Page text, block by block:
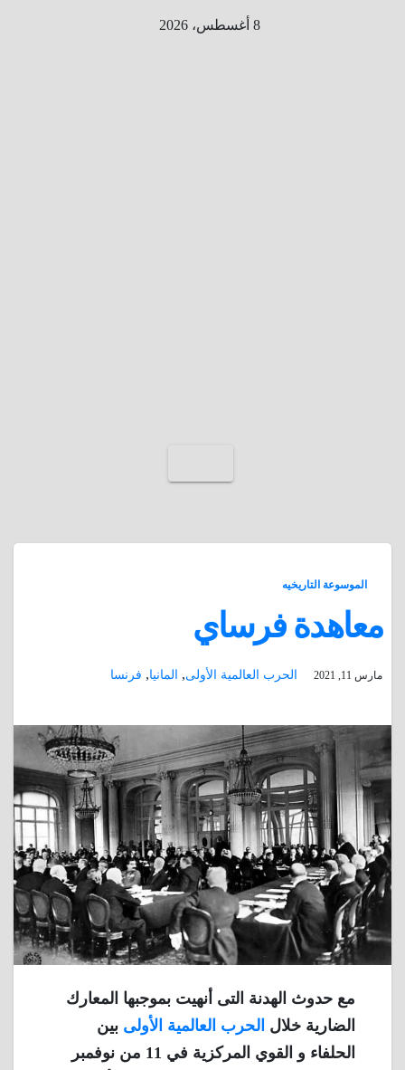
8 أغسطس، 2026
الموسوعة التاريخيه
معاهدة فرساي
مارس 11, 2021 الحرب العالمية الأولى, المانيا, فرنسا
مع حدوث الهدنة التى أنهيت بموجبها المعارك
الضارية خلال الحرب العالمية الأولى بين
الحلفاء و القوي المركزية في 11 من نوفمبر